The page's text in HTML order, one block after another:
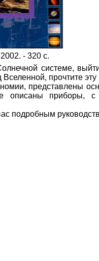
- 320 с.
системе,
прочтите эту
представлены
описаны приборы,
подробным